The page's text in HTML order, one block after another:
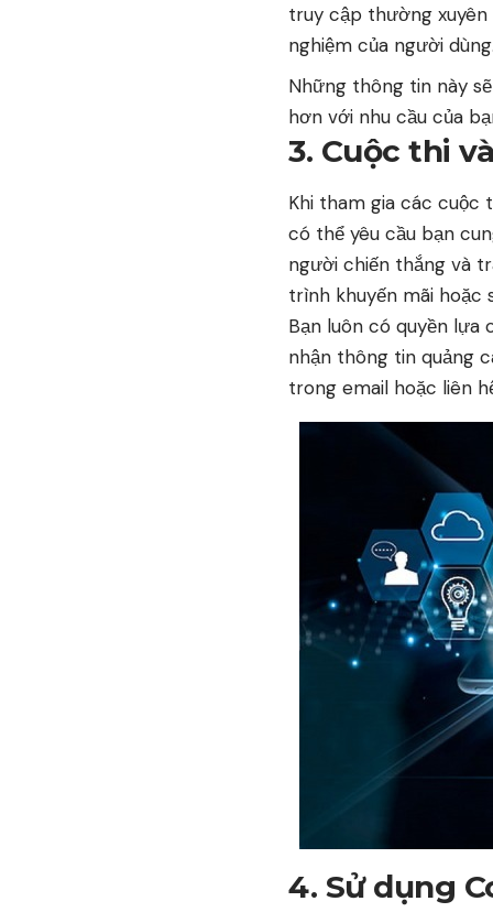
truy cập thường xuyên
nghiệm của người
Những thông tin này
hơn với nhu cầu của
3. Cuộc thi
Khi tham gia các cuộc
có thể yêu cầu bạn
người chiến thắng và
trình khuyến mãi hoặc
Bạn luôn có quyền lựa
nhận thông tin quảng
trong email hoặc liên
4. Sử dụng